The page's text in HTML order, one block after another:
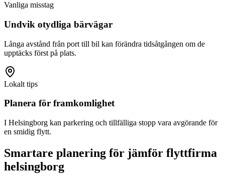
Vanliga misstag
Undvik otydliga bärvägar
Långa avstånd från port till bil kan förändra tidsåtgången om de
upptäcks först på plats.
Lokalt tips
Planera för framkomlighet
I Helsingborg kan parkering och tillfälliga stopp vara avgörande för
en smidig flytt.
Smartare planering för jämför flyttfirma
helsingborg